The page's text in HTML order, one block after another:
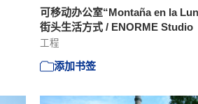
可移动办公室“Montaña en la
街头生活方式 / ENORME Studio
工程
添加书签